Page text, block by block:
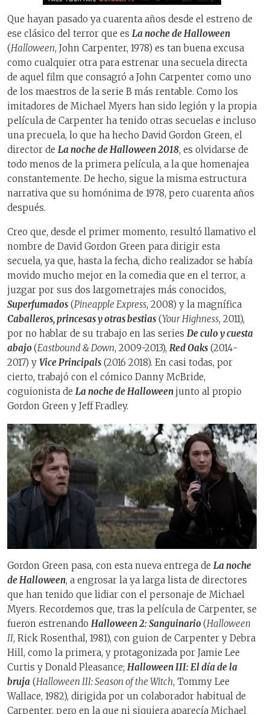
Que hayan pasado ya cuarenta años desde el estreno de
ese clásico del terror que es La noche de Halloween
(Halloween, John Carpenter, 1978) es tan buena excusa
como cualquier otra para estrenar una secuela directa
de aquel film que consagró a John Carpenter como uno
de los maestros de la serie B más rentable. Como los
imitadores de Michael Myers han sido legión y la propia
película de Carpenter ha tenido otras secuelas e incluso
una precuela, lo que ha hecho David Gordon Green, el
director de La noche de Halloween 2018, es olvidarse de
todo menos de la primera película, a la que homenajea
constantemente. De hecho, sigue la misma estructura
narrativa que su homónima de 1978, pero cuarenta años
después.
Creo que, desde el primer momento, resultó llamativo el
nombre de David Gordon Green para dirigir esta
secuela, ya que, hasta la fecha, dicho realizador se había
movido mucho mejor en la comedia que en el terror, a
juzgar por sus dos largometrajes más conocidos,
Superfumados (Pineapple Express, 2008) y la magnífica
Caballeros, princesas y otras bestias (Your Highness, 2011),
por no hablar de su trabajo en las series De culo y cuesta
abajo(Eastbound & Down, 2009-2013), Red Oaks (2014-
2017) y Vice Principals (2016 2018). En casi todas, por
cierto, trabajó con el cómico Danny McBride,
coguionista de La noche de Halloween junto al propio
Gordon Green y Jeff Fradley.
Gordon Green pasa, con esta nueva entrega de La noche
de Halloween, a engrosar la ya larga lista de directores
que han tenido que lidiar con el personaje de Michael
Myers. Recordemos que, tras la película de Carpenter, se
fueron estrenando Halloween 2: Sanguinario(Halloween
II, Rick Rosenthal, 1981), con guion de Carpenter y Debra
Hill, como la primera, y protagonizada por Jamie Lee
Curtis y Donald Pleasance; Halloween III: El día de la
bruja (Halloween III: Season of the Witch, Tommy Lee
Wallace, 1982), dirigida por un colaborador habitual de
Carpenter, pero en la que ni siquiera aparecía Michael